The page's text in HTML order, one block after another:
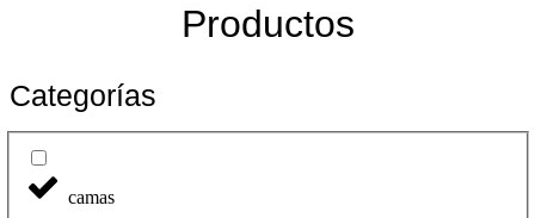
Productos
Categorías
camas